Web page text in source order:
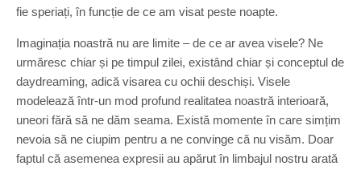
fie speriați, în funcție de ce am visat peste noapte.
Imaginația noastră nu are limite – de ce ar avea visele? Ne
urmăresc chiar și pe timpul zilei, existând chiar și conceptul de
daydreaming, adică visarea cu ochii deschiși. Visele
modelează într-un mod profund realitatea noastră interioară,
uneori fără să ne dăm seama. Există momente în care simțim
nevoia să ne ciupim pentru a ne convinge că nu visăm. Doar
faptul că asemenea expresii au apărut în limbajul nostru arată